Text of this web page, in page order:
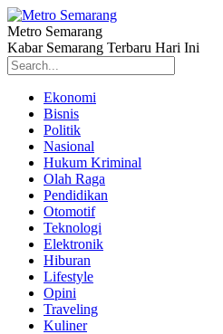
Metro Semarang
Kabar Semarang Terbaru Hari Ini
Ekonomi
Bisnis
Politik
Nasional
Hukum Kriminal
Olah Raga
Pendidikan
Otomotif
Teknologi
Elektronik
Hiburan
Lifestyle
Opini
Traveling
Kuliner